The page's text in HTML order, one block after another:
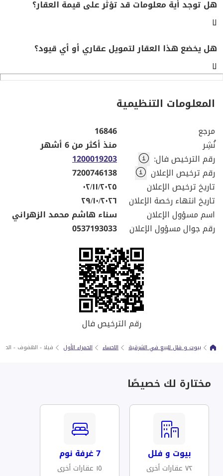
هل توجد أية معلومات قد تؤثر على قيمة العقار؟
لا
هل يخضع هذا العقار لتمويل عقاري أو أي قيود؟
لا
المعلومات التنظيمية
مرجع
16846
نُشِر
منذ أكثر من 6 أشهر
رقم الترخيص فال:
1200019203
رقم ترخيص الإعلان
7200746138
تاريخ ترخيص الإعلان
٠٢/١١/٢٠٢٥
تاريخ انتهاء رخصة الإعلان
٢٩/١٠/٢٠٢٦
اسم مسؤول الإعلان
سناء هاشم محمد الزهراني
رقم جوال مسؤول الإعلان
0537193033
رقم الترخيص فال
بيوت و فلل للبيع في الشرقية الاحساء الحمراء الأول فيلا - الهفوف‎ - الحمراء الأول( جنوب الهفوف)
مختارة لك خصيصًا
بيوت و فلل
٧٢ عقارات أخرى
7 غرفة نوم
١٥ عقارات أخرى